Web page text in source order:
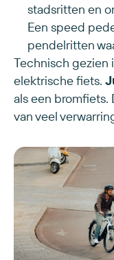
stadsritten en
Een speed
pendelritten
Technisch gezien
elektrische fiets.
als een bromfiets.
van veel